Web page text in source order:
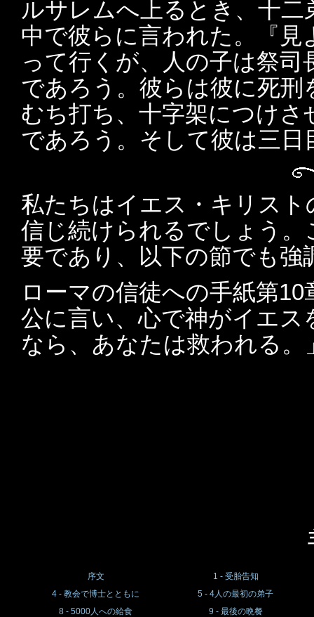
ルサレムへ上るとき、十
中で彼らに言われた。『
って行くが、人の子は祭
であろう。彼らは彼に死
むち打ち、十字架につけ
であろう。そして彼は三
私たちはイエス・キリス
信じ続けられるでしょう
要であり、以下の節でも強
ローマの信徒への手紙第
公に言い、心で神がイエ
なら、あなたは救われる。
序文
1 - 受胎告知
4 - 教会で博士とともに
5 - 4人の最初の弟子
8 - 5000人への給食
9 - 最後の晩餐